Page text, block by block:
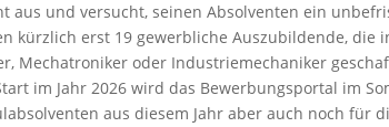
aus und versucht, seinen Absolventen ein
kürzlich erst 19 gewerbliche Auszubildende,
Mechatroniker oder Industriemechaniker
im Jahr 2026 wird das Bewerbungsportal im
aus diesem Jahr aber auch noch für